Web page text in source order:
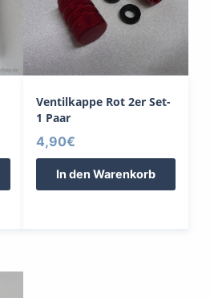
Ventilkappe Rot 2er Set-
1 Paar
4,90€
In den Warenkorb